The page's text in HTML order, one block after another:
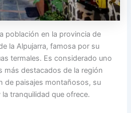
población en la provincia de
la Alpujarra, famosa por su
termales. Es considerado uno
más destacados de la región
de paisajes montañosos, su
tranquilidad que ofrece.